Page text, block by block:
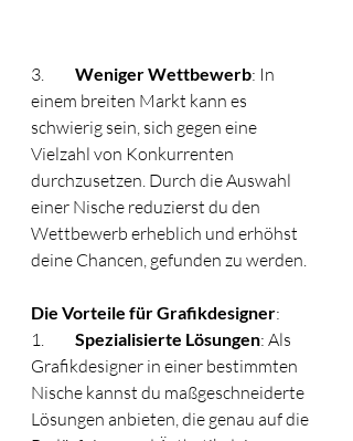
Weniger Wettbewerb: In
einem breiten Markt kann es
schwierig sein, sich gegen eine
Vielzahl von Konkurrenten
durchzusetzen. Durch die Auswahl
einer Nische reduzierst du den
Wettbewerb erheblich und erhöhst
deine Chancen, gefunden zu werden.
Die Vorteile für Grafikdesigner:
Spezialisierte Lösungen: Als
Grafikdesigner in einer bestimmten
Nische kannst du maßgeschneiderte
Lösungen anbieten, die genau auf die